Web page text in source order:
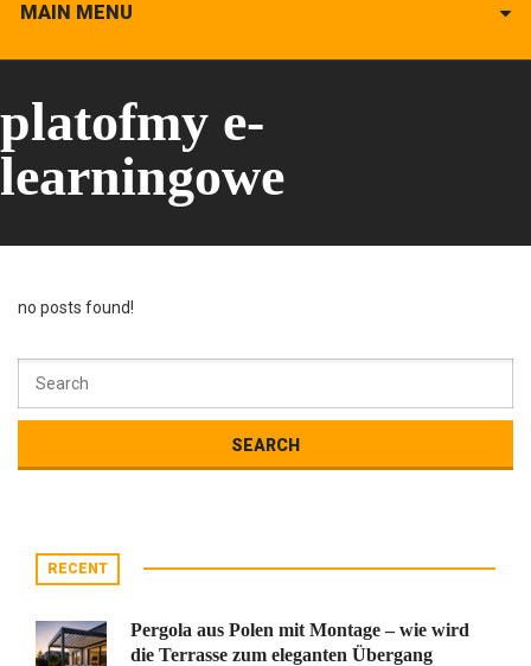
MAIN MENU
platofmy e-
learningowe
no posts found!
RECENT
Pergola aus Polen mit Montage – wie wird
die Terrasse zum eleganten Übergang